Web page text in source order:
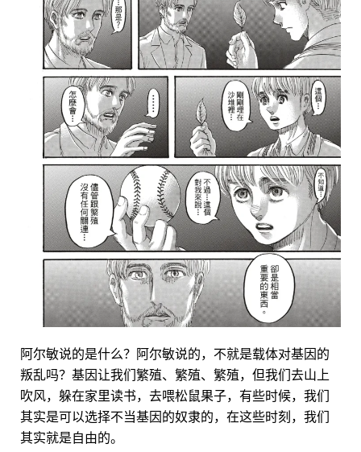
阿尔敏说的是什么？阿尔敏说的，不就是载体对基因的
叛乱吗？基因让我们繁殖、繁殖、繁殖，但我们去山上
吹风，躲在家里读书，去喂松鼠果子，有些时候，我们
其实是可以选择不当基因的奴隶的，在这些时刻，我们
其实就是自由的。